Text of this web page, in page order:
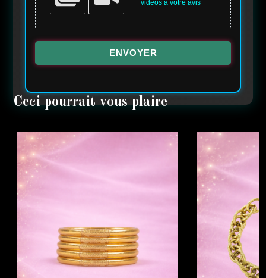
vidéos à votre avis
ENVOYER